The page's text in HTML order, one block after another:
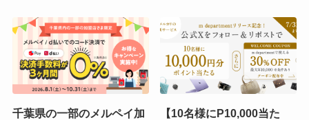
千葉県の一部のメルペイ加
【10名様にP10,000当た